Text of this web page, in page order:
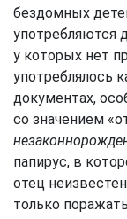
бездомных
употребляются
у которых нет
употреблялось
документах,
со значением
папирус, в
отец
только